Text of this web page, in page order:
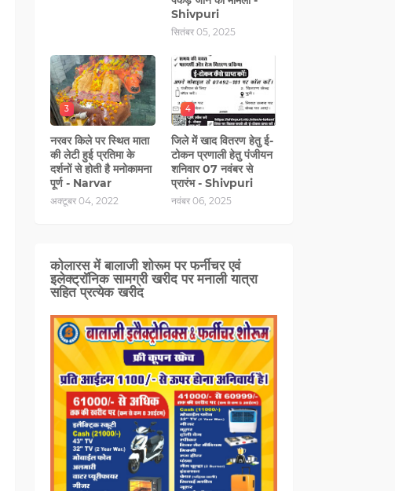
Shivpuri
सितंबर 05, 2025
3
नरवर किले पर स्थित माता
की लेटी हुई प्रतिमा के
दर्शनों से होती है मनोकामना
पूर्ण - Narvar
अक्टूबर 04, 2022
4
जिले में खाद वितरण हेतु ई-
टोकन प्रणाली हेतु पंजीयन
शनिवार 07 नवंबर से
प्रारंभ - Shivpuri
नवंबर 06, 2025
कोलारस में बालाजी शोरूम पर फर्नीचर एवं
इलेक्ट्रॉनिक सामग्री खरीद पर मनाली यात्रा
सहित प्रत्‍येक खरीद